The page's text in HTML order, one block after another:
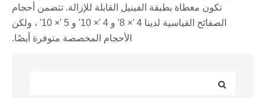
تكون مغطاة بطبقة الفينيل القابلة للإزالة. تتضمن أحجام
الصفائح القياسية لدينا 4 '× 8' و 4 '× 10' و 5 '× 10' ، ولكن
الأحجام المخصصة متوفرة أيضًا.